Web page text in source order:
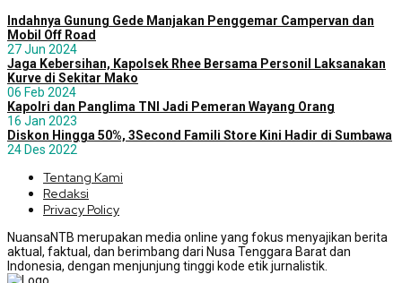
Indahnya Gunung Gede Manjakan Penggemar Campervan dan
Mobil Off Road
27 Jun 2024
Jaga Kebersihan, Kapolsek Rhee Bersama Personil Laksanakan
Kurve di Sekitar Mako
06 Feb 2024
Kapolri dan Panglima TNI Jadi Pemeran Wayang Orang
16 Jan 2023
Diskon Hingga 50%, 3Second Famili Store Kini Hadir di Sumbawa
24 Des 2022
Tentang Kami
Redaksi
Privacy Policy
NuansaNTB merupakan media online yang fokus menyajikan berita
aktual, faktual, dan berimbang dari Nusa Tenggara Barat dan
Indonesia, dengan menjunjung tinggi kode etik jurnalistik.